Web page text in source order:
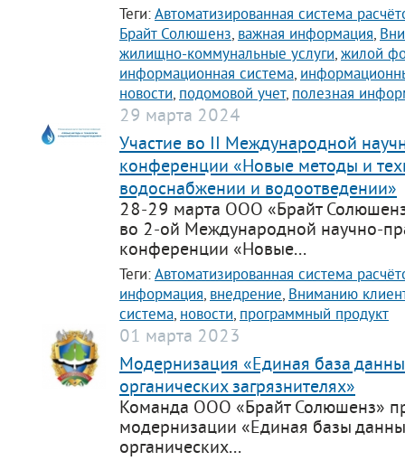
Теги:Автоматизированная система
Брайт Солюшенз, важная информация,
жилищно-коммунальные услуги,жилой
информационная система,
новости, подомовой учет, полезная
29 марта 2024
Участие во II Международной
конференции «Новые методы и
водоснабжении и водоотведении»
28-29 марта ООО «Брайт
во 2-ой Международной научно-
конференции «Новые...
Теги:Автоматизированная система
информация, внедрение, Вниманию
система, новости, программный продукт
01 марта 2023
Модернизация «Единая база
органических загрязнителях»
Команда ООО «Брайт Солюшенз»
модернизации «Единая базы
органических...